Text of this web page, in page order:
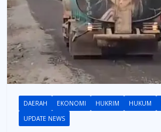
DAERAH EKONOMI HUKRIM HUKUM
UPDATE NEWS